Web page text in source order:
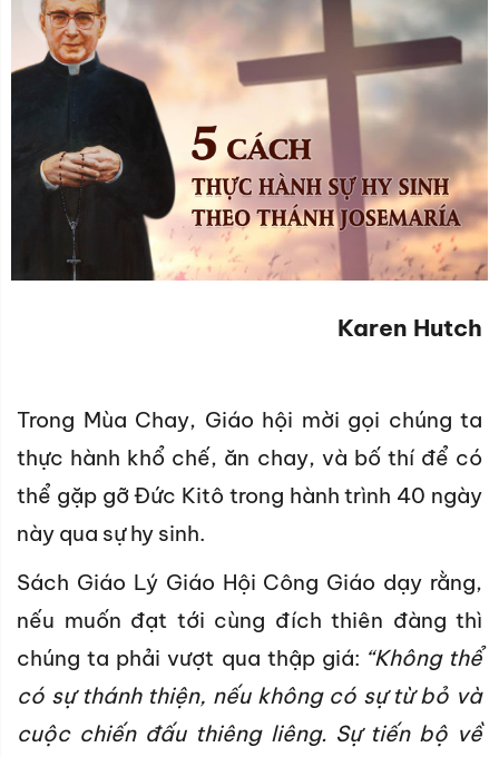
Karen Hutch
Trong Mùa Chay, Giáo hội mời gọi chúng ta
thực hành khổ chế, ăn chay, và bố thí để có
thể gặp gỡ Đức Kitô trong hành trình 40 ngày
này qua sự hy sinh.
Sách Giáo Lý Giáo Hội Công Giáo dạy rằng,
nếu muốn đạt tới cùng đích thiên đàng thì
chúng ta phải vượt qua thập giá: “Không thể
có sự thánh thiện, nếu không có sự từ bỏ và
cuộc chiến đấu thiêng liêng. Sự tiến bộ về